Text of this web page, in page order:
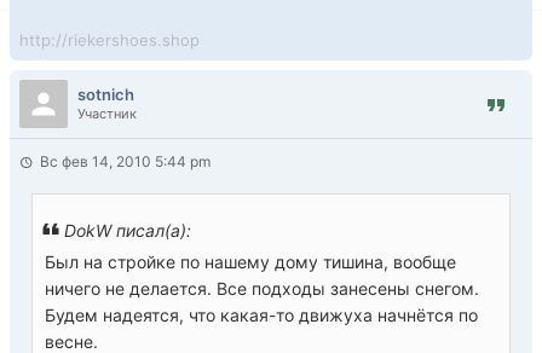
http://riekershoes.shop
sotnich
Участник
Вс фев 14, 2010 5:44 pm
DokW писал(а):
Был на стройке по нашему дому тишина, вообще
ничего не делается. Все подходы занесены снегом.
Будем надеятся, что какая-то движуха начнётся по
весне.